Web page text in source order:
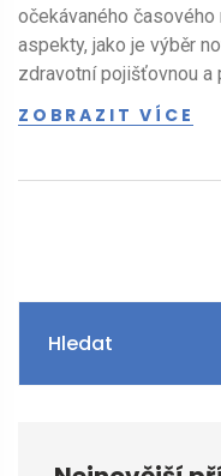
očekávaného
aspekty, jako je výběr
zdravotní pojišťovnou a
Cílem je poskytnout
informace, které proces
ZOBRAZIT VÍCE
Hledat